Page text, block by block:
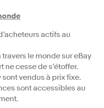
actifs au
le monde sur eBay
ne cesse de s’étoffer.
vendus à prix fixe.
sont accessibles au